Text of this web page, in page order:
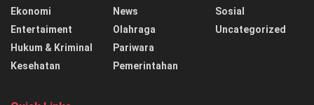
Ekonomi
Entertaiment
Hukum & Kriminal
Kesehatan
News
Olahraga
Pariwara
Pemerintahan
Sosial
Uncategorized